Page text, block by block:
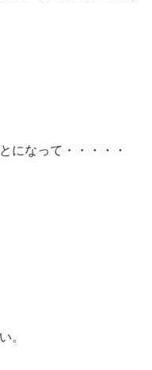
になって・・・・・
。